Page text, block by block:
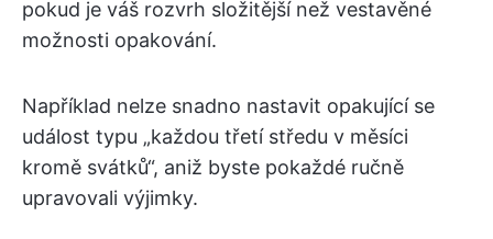
pokud je váš rozvrh složitější než vestavěné
možnosti opakování.
Například nelze snadno nastavit opakující se
událost typu „každou třetí středu v měsíci
kromě svátků“, aniž byste pokaždé ručně
upravovali výjimky.